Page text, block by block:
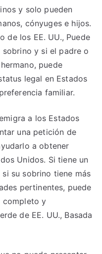
y solo pueden
cónyuges e hijos.
de los EE. UU., Puede
y si el padre o
puede
legal en Estados
familiar.
a los Estados
una petición de
a obtener
Unidos. Si tiene un
su sobrino tiene más
pertinentes, puede
completo y
de EE. UU., Basada